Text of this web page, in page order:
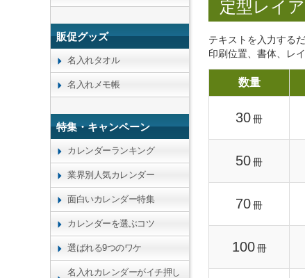
定型レイ
テキストを入力する
印刷位置、書体、レ
数量
30冊
50冊
70冊
100 冊
販促グッズ
名入れタオル
名入れメモ帳
特集・キャンペーン
カレンダーランキング
業界別人気カレンダー
面白いカレンダー特集
カレンダーを選ぶコツ
選ばれる9つのワケ
名入れカレンダーがイチ押し